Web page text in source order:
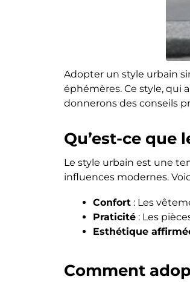
Adopter un style urbain
éphémères. Ce style, qui
donnerons des conseils
Qu’est-ce que
Le style urbain est une
influences modernes.
Confort : Les
Praticité : Les
Esthétique
Comment